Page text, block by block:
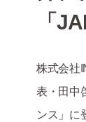
「
株式会社
表・田中
ンス」に